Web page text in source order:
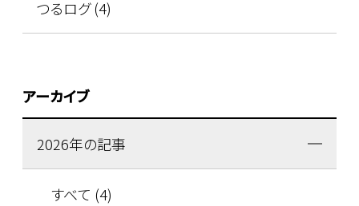
つるログ (4)
アーカイブ
2026年の記事
すべて (4)